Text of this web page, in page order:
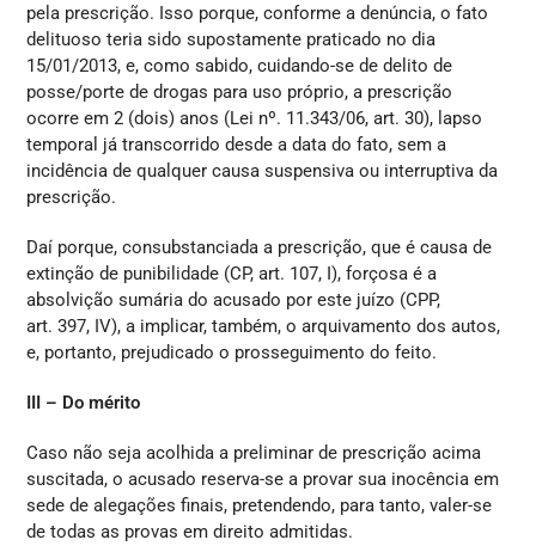
pela prescrição. Isso porque, conforme a denúncia, o fato
delituoso teria sido supostamente praticado no dia
15/01/2013, e, como sabido, cuidando-se de delito de
posse/porte de drogas para uso próprio, a prescrição
ocorre em 2 (dois) anos (Lei nº. 11.343/06, art. 30), lapso
temporal já transcorrido desde a data do fato, sem a
incidência de qualquer causa suspensiva ou interruptiva da
prescrição.
Daí porque, consubstanciada a prescrição, que é causa de
extinção de punibilidade (CP, art. 107, I), forçosa é a
absolvição sumária do acusado por este juízo (CPP,
art. 397, IV), a implicar, também, o arquivamento dos autos,
e, portanto, prejudicado o prosseguimento do feito.
III – Do mérito
Caso não seja acolhida a preliminar de prescrição acima
suscitada, o acusado reserva-se a provar sua inocência em
sede de alegações finais, pretendendo, para tanto, valer-se
de todas as provas em direito admitidas.